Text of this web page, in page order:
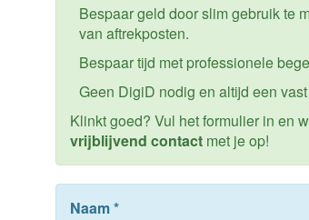
Bespaar geld door slim gebruik te
van aftrekposten.
Bespaar tijd met professionele
Geen DigiD nodig en altijd een
Klinkt goed? Vul het formulier in en
vrijblijvend contact met je op!
Naam*